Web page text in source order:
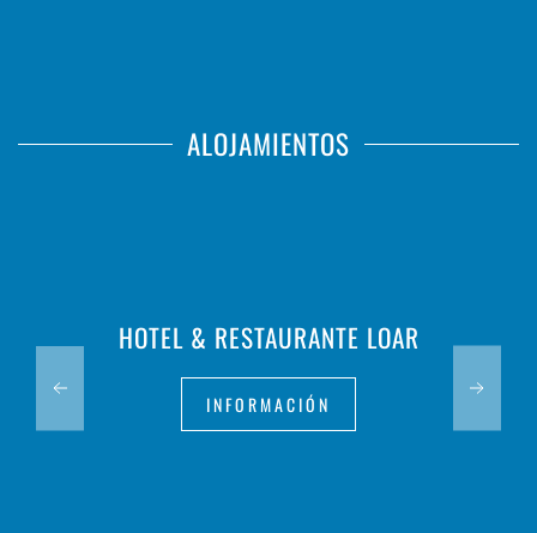
ALOJAMIENTOS
HOTEL & RESTAURANTE LOAR
INFORMACIÓN